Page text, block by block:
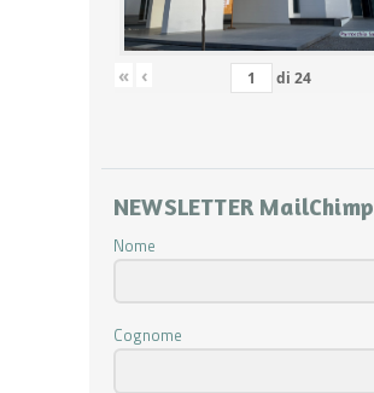
« ‹ di 24
NEWSLETTER MailChimp
Nome
Cognome